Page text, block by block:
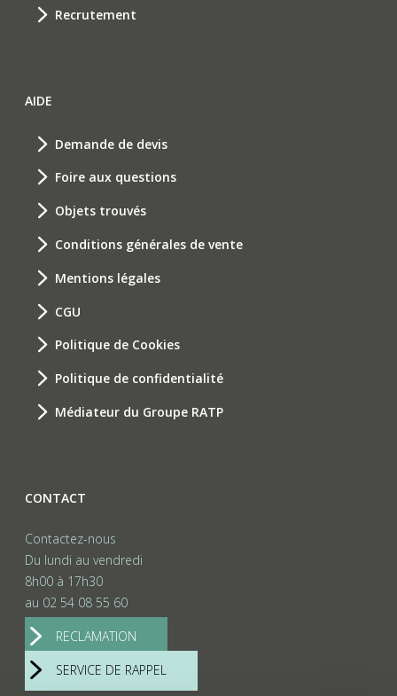
Recrutement
AIDE
Demande de devis
Foire aux questions
Objets trouvés
Conditions générales de vente
Mentions légales
CGU
Politique de Cookies
Politique de confidentialité
Médiateur du Groupe RATP
CONTACT
Contactez-nous
Du lundi au vendredi
8h00 à 17h30
au 02 54 08 55 60
RECLAMATION
SERVICE DE RAPPEL